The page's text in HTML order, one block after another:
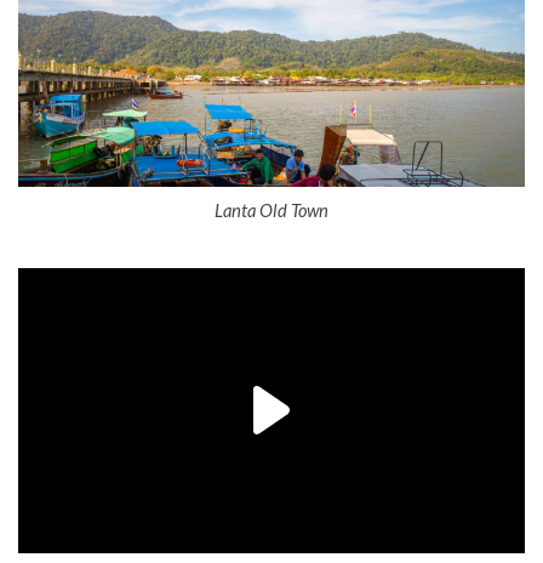
Lanta Old Town